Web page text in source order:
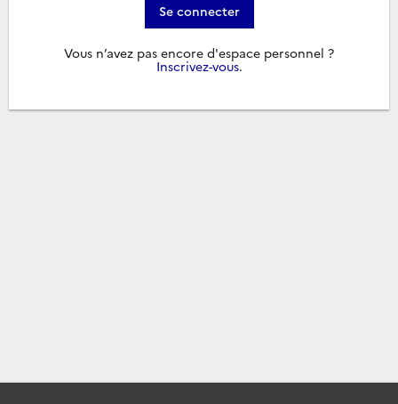
Se connecter
Vous n’avez pas encore d'espace personnel ?
Inscrivez-vous.